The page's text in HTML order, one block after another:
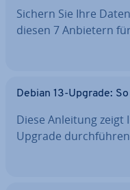
Sichern Sie Ihre
diesen 7 Anbietern
Debian 13-Upgrade:
Diese Anleitung zeigt
Upgrade